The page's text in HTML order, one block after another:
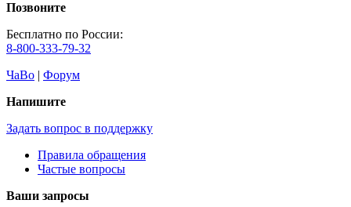
Позвоните
Бесплатно по России:
8-800-333-79-32
ЧаВо | Форум
Напишите
Задать вопрос в поддержку
Правила обращения
Частые вопросы
Ваши запросы